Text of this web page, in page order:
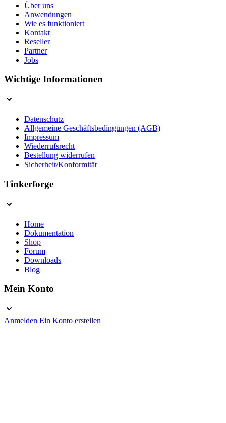
Über uns
Anwendungen
Wie es funktioniert
Kontakt
Reseller
Partner
Jobs
Wichtige Informationen
Datenschutz
Allgemeine Geschäftsbedingungen (AGB)
Impressum
Wiederrufsrecht
Bestellung widerrufen
Sicherheit/Konformität
Tinkerforge
Home
Dokumentation
Shop
Forum
Downloads
Blog
Mein Konto
Anmelden Ein Konto erstellen